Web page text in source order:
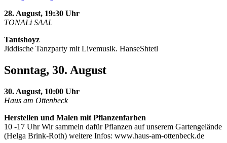
28. August, 19:30 Uhr
TONALi SAAL
Tantshoyz
Jiddische Tanzparty mit Livemusik. HanseShtetl
Sonntag, 30. August
30. August, 10:00 Uhr
Haus am Ottenbeck
Herstellen und Malen mit Pflanzenfarben
10 -17 Uhr Wir sammeln dafür Pflanzen auf unserem Gartengelände
(Helga Brink-Roth) weitere Infos: www.haus-am-ottenbeck.de